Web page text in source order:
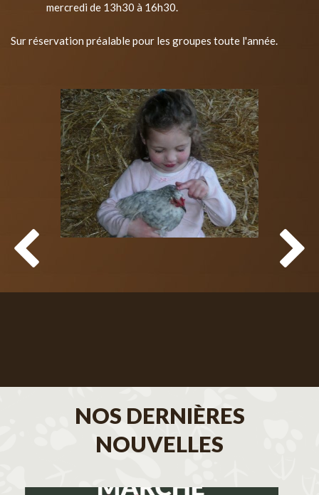
mercredi de 13h30 à 16h30.
Sur réservation préalable pour les groupes toute l'année.
NOS DERNIÈRES
NOUVELLES